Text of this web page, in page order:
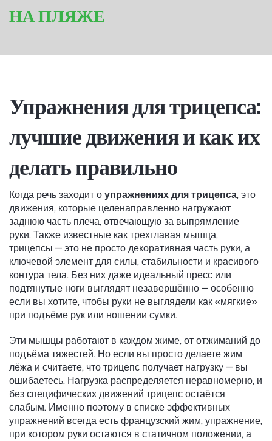
НА ПЛЯЖЕ
Упражнения для трицепса:
лучшие движения и как их
делать правильно
Когда речь заходит о упражнениях для трицепса, это
движения, которые целенаправленно нагружают
заднюю часть плеча, отвечающую за выпрямление
руки. Также известные как трехглавая мышца,
трицепсы — это не просто декоративная часть руки, а
ключевой элемент для силы, стабильности и красивого
контура тела. Без них даже идеальный пресс или
подтянутые ноги выглядят незавершённо — особенно
если вы хотите, чтобы руки не выглядели как «мягкие»
при подъёме рук или ношении сумки.
Эти мышцы работают в каждом жиме, от отжиманий до
подъёма тяжестей. Но если вы просто делаете жим
лёжа и считаете, что трицепс получает нагрузку — вы
ошибаетесь. Нагрузка распределяется неравномерно, и
без специфических движений трицепс остаётся
слабым. Именно поэтому в списке эффективных
упражнений всегда есть французский жим, упражнение,
при котором руки остаются в статичном положении, а